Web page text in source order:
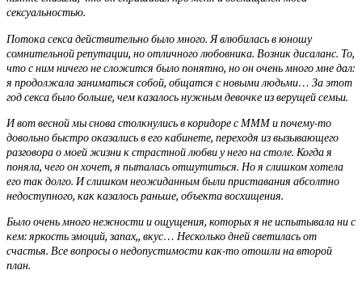
сексуальностью.
Потока секса действительно было много. Я влюбилась в юношу
сомнительной репутации, но отличного любовника. Возник дисаланс. То,
что с ним ничего не сложится было понятно, но он очень много мне дал:
я продолжала заниматься собой, общатся с новыми людьми… За этот
год секса было больше, чем казалось нужным девочке из верущей семьи.
И вот весной мы снова столкнулись в коридоре с МММ и почему-то
довольно быстро оказались в его кабинете, переходя из вызывающего
разговора о моей жизни к страстной любви у него на столе. Когда я
поняла, чего он хочет, я пыталась отшутиться. Но я слишком хотела
его так долго. И слишком неожиданным были приставания абсолтно
недоступного, как казалось раньше, объекта восхищения.
Было очень много нежности и ощущения, которых я не испытывала ни с
кем: яркость эмоций, запах,, вкус… Несколько дней светилась от
счастья. Все вопросы о недопустимости как-то отошли на второй
план.